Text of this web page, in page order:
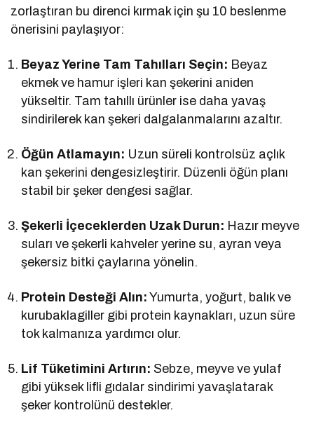
zorlaştıran bu direnci kırmak için şu 10 beslenme
önerisini paylaşıyor:
Beyaz Yerine Tam Tahılları Seçin: Beyaz
ekmek ve hamur işleri kan şekerini aniden
yükseltir. Tam tahıllı ürünler ise daha yavaş
sindirilerek kan şekeri dalgalanmalarını azaltır.
Öğün Atlamayın: Uzun süreli kontrolsüz açlık
kan şekerini dengesizleştirir. Düzenli öğün planı
stabil bir şeker dengesi sağlar.
Şekerli İçeceklerden Uzak Durun: Hazır meyve
suları ve şekerli kahveler yerine su, ayran veya
şekersiz bitki çaylarına yönelin.
Protein Desteği Alın: Yumurta, yoğurt, balık ve
kurubaklagiller gibi protein kaynakları, uzun süre
tok kalmanıza yardımcı olur.
Lif Tüketimini Artırın: Sebze, meyve ve yulaf
gibi yüksek lifli gıdalar sindirimi yavaşlatarak
şeker kontrolünü destekler.